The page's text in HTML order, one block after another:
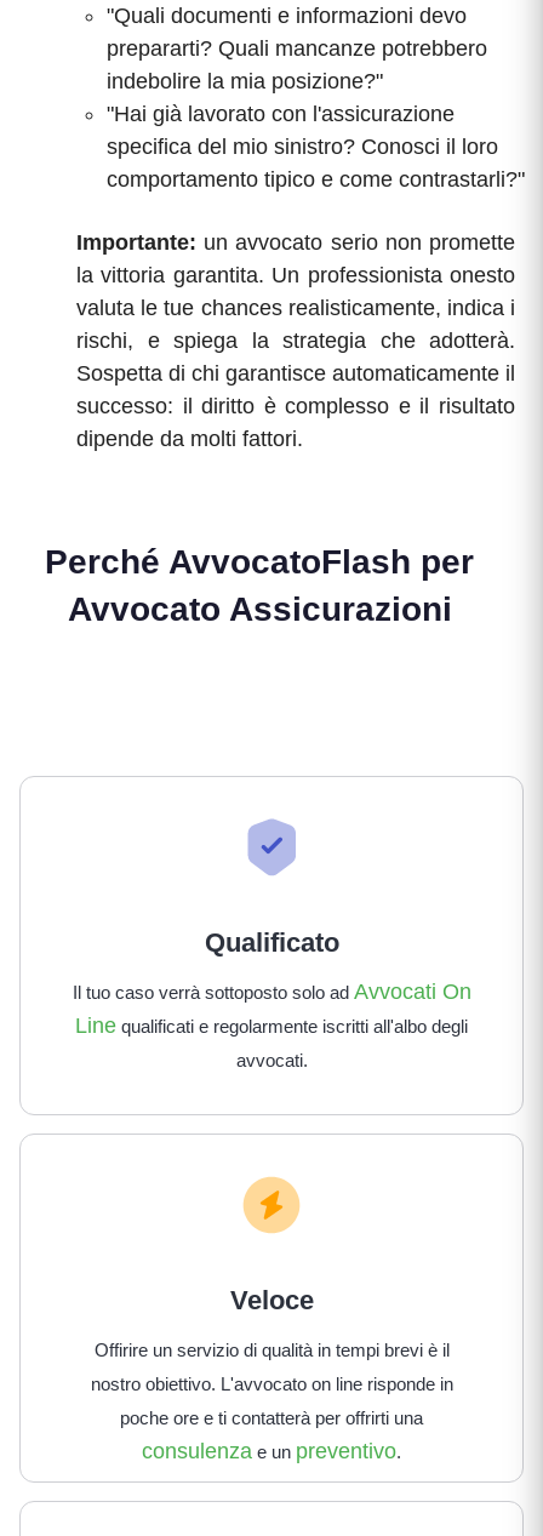
"Quali documenti e informazioni devo
prepararti? Quali mancanze potrebbero
indebolire la mia posizione?"
"Hai già lavorato con l'assicurazione
specifica del mio sinistro? Conosci il loro
comportamento tipico e come contrastarli?"
Importante: un avvocato serio non promette
la vittoria garantita. Un professionista onesto
valuta le tue chances realisticamente, indica i
rischi, e spiega la strategia che adotterà.
Sospetta di chi garantisce automaticamente il
successo: il diritto è complesso e il risultato
dipende da molti fattori.
Perché AvvocatoFlash per
Avvocato Assicurazioni
Qualificato
Il tuo caso verrà sottoposto solo ad Avvocati On
Line qualificati e regolarmente iscritti all'albo degli
avvocati.
Veloce
Offirire un servizio di qualità in tempi brevi è il
nostro obiettivo. L'avvocato on line risponde in
poche ore e ti contatterà per offrirti una
consulenza e un preventivo.